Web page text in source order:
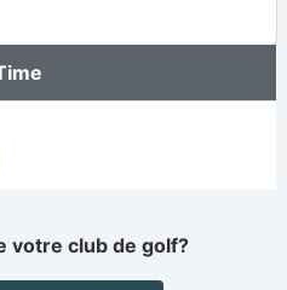
votre club de golf?